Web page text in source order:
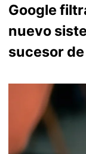
Google
nuevo
sucesor